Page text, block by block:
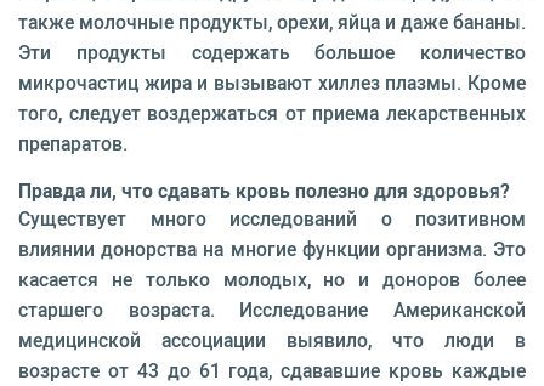
также молочные продукты, орехи, яйца и даже бананы.
Эти продукты содержать большое количество
микрочастиц жира и вызывают хиллез плазмы. Кроме
того, следует воздержаться от приема лекарственных
препаратов.
Правда ли, что сдавать кровь полезно для здоровья?
Существует много исследований о позитивном
влиянии донорства на многие функции организма. Это
касается не только молодых, но и доноров более
старшего возраста. Исследование Американской
медицинской ассоциации выявило, что люди в
возрасте от 43 до 61 года, сдававшие кровь каждые